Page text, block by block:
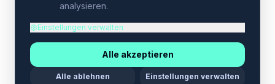
analysieren.
Einstellungen verwalten
Alle akzeptieren
Alle ablehnen Einstellungen verwalten